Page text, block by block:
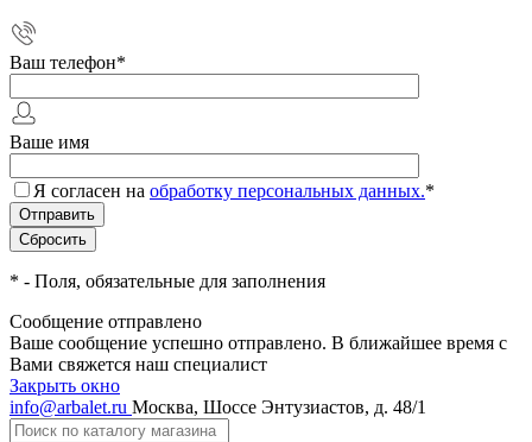
Ваш телефон*
Ваше имя
Я согласен на обработку персональных данных.*
* - Поля, обязательные для заполнения
Сообщение отправлено
Ваше сообщение успешно отправлено. В ближайшее время с
Вами свяжется наш специалист
Закрыть окно
info@arbalet.ru Москва, Шоссе Энтузиастов, д. 48/1